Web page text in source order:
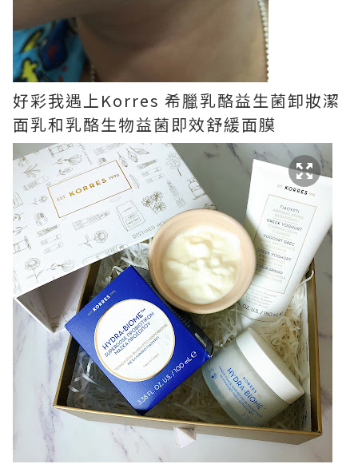
好彩我遇上Korres 希臘乳酪益生菌卸妝潔
面乳和乳酪生物益菌即效舒緩面膜